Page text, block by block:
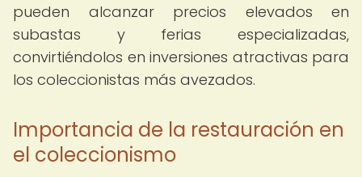
pueden alcanzar precios elevados en
subastas y ferias especializadas,
convirtiéndolos en inversiones atractivas para
los coleccionistas más avezados.
Importancia de la restauración en
el coleccionismo